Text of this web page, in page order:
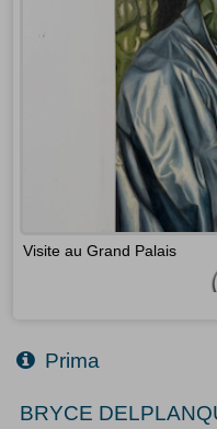
Visite au Grand Palais
Prima
BRYCE